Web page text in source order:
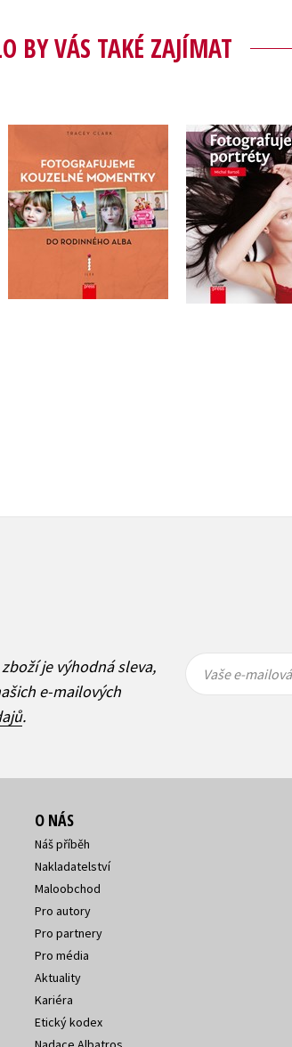
BY VÁS TAKÉ ZAJÍMAT
Fotografujeme
kouzelné momentky
do rodinného alba
Tracey Clark Michal
Do košíku
je výhodná sleva,
e-mailových
.
mailová
mailová
Vaše e-
O NÁS
Náš příběh
Nakladatelství
Maloobchod
Pro autory
Pro partnery
Pro média
Aktuality
Kariéra
Etický kodex